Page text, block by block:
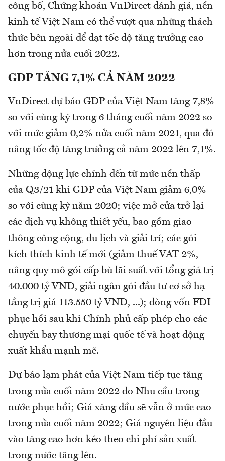
công bố, Chứng khoán VnDirect đánh giá, nền
kinh tế Việt Nam có thể vượt qua những thách
thức bên ngoài để đạt tốc độ tăng trưởng cao
hơn trong nửa cuối 2022.
GDP TĂNG 7,1% CẢ NĂM 2022
VnDirect dự báo GDP của Việt Nam tăng 7,8%
so với cùng kỳ trong 6 tháng cuối năm 2022 so
với mức giảm 0,2% nửa cuối năm 2021, qua đó
nâng tốc độ tăng trưởng cả năm 2022 lên 7,1%.
Những động lực chính đến từ mức nền thấp
của Q3/21 khi GDP của Việt Nam giảm 6,0%
so với cùng kỳ năm 2020; việc mở cửa trở lại
các dịch vụ không thiết yếu, bao gồm giao
thông công cộng, du lịch và giải trí; các gói
kích thích kinh tế mới (giảm thuế VAT 2%,
nâng quy mô gói cấp bù lãi suất với tổng giá trị
40.000 tỷ VND, giải ngân gói đầu tư cơ sở hạ
tầng trị giá 113.550 tỷ VND, ...); dòng vốn FDI
phục hồi sau khi Chính phủ cấp phép cho các
chuyến bay thương mại quốc tế và hoạt động
xuất khẩu mạnh mẽ.
Dự báo lạm phát của Việt Nam tiếp tục tăng
trong nửa cuối năm 2022 do Nhu cầu trong
nước phục hồi; Giá xăng dầu sẽ vẫn ở mức cao
trong nửa cuối năm 2022; Giá nguyên liệu đầu
vào tăng cao hơn kéo theo chi phí sản xuất
trong nước tăng lên.